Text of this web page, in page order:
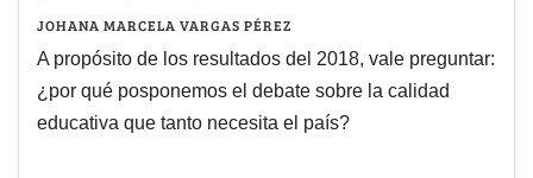
JOHANA MARCELA VARGAS PÉREZ
A propósito de los resultados del 2018, vale preguntar:
¿por qué posponemos el debate sobre la calidad
educativa que tanto necesita el país?